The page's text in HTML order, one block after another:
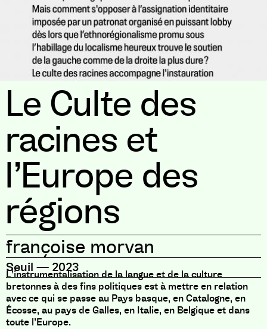
Le Culte des
racines et
l’Europe des
régions
françoise morvan
Seuil — 2023
L’instrumentalisation de la langue et de la culture
bretonnes à des fins politiques est à mettre en relation
avec ce qui se passe au Pays basque, en Catalogne, en
Écosse, au pays de Galles, en Italie, en Belgique et dans
toute l’Europe.